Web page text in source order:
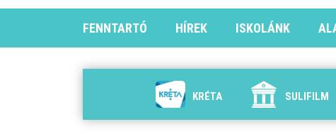
FENNTARTÓ HÍREK ISKOLÁNK
KRÉTA SULIFILM